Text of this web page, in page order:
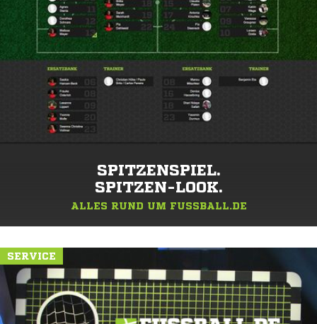
SPITZENSPIEL.
SPITZEN-LOOK.
ALLES RUND UM FUSSBALL.DE
SERVICE